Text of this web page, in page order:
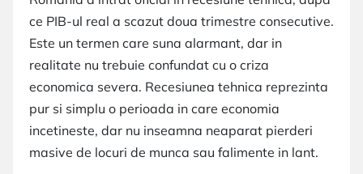
ce PIB-ul real a scazut doua trimestre consecutive.
Este un termen care suna alarmant, dar in
realitate nu trebuie confundat cu o criza
economica severa. Recesiunea tehnica reprezinta
pur si simplu o perioada in care economia
incetineste, dar nu inseamna neaparat pierderi
masive de locuri de munca sau falimente in lant.